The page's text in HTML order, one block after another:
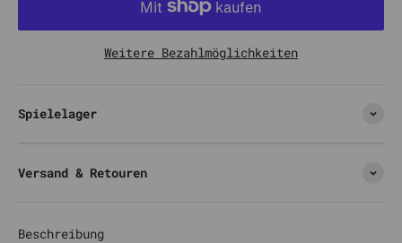
Weitere Bezahlmöglichkeiten
Spielelager
Versand & Retouren
Beschreibung